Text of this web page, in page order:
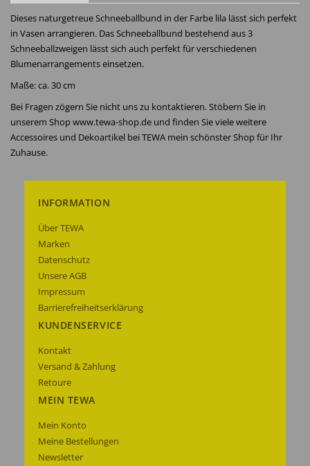
Dieses naturgetreue Schneeballbund in der Farbe lila lässt sich perfekt
in Vasen arrangieren. Das Schneeballbund bestehend aus 3
Schneeballzweigen lässt sich auch perfekt für verschiedenen
Blumenarrangements einsetzen.
Maße: ca. 30 cm
Bei Fragen zögern Sie nicht uns zu kontaktieren. Stöbern Sie in
unserem Shop www.tewa-shop.de und finden Sie viele weitere
Accessoires und Dekoartikel bei TEWA mein schönster Shop für Ihr
Zuhause.
INFORMATION
Über TEWA
Marken
Datenschutz
Unsere AGB
Impressum
Barrierefreiheitserklärung
KUNDENSERVICE
Kontakt
Versand & Zahlung
Retoure
MEIN TEWA
Mein Konto
Meine Bestellungen
Newsletter